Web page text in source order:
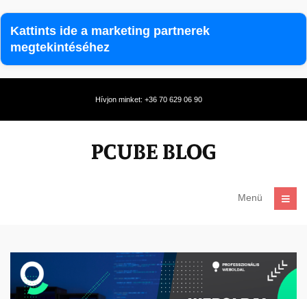
Kattints ide a marketing partnerek
megtekintéséhez
Hívjon minket: +36 70 629 06 90
Menü